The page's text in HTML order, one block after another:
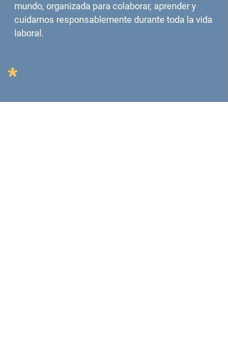
mundo, organizada para colaborar, aprender y
cuidarnos responsablemente durante toda la vida
laboral.
*